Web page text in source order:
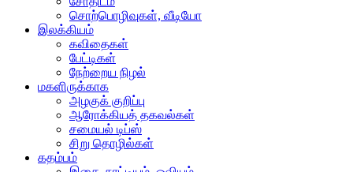
சொற்பொழிவுகள், வீடியோ
இலக்கியம்
கவிதைகள்
பேட்டிகள்
நேற்றைய நிழல்
மகளிருக்காக
அழகுக் குறிப்பு
ஆரோக்கியத் தகவல்கள்
சமையல் டிப்ஸ்
சிறு தொழில்கள்
கதம்பம்